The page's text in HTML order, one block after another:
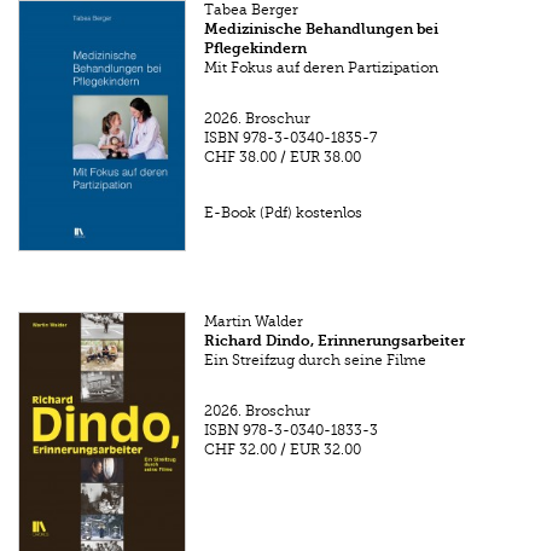
Tabea Berger
Medizinische Behandlungen bei
Pflegekindern
Mit Fokus auf deren Partizipation
2026. Broschur
ISBN 978-3-0340-1835-7
CHF 38.00 /EUR 38.00
E-Book (Pdf) kostenlos
Martin Walder
Richard Dindo, Erinnerungsarbeiter
Ein Streifzug durch seine Filme
2026. Broschur
ISBN 978-3-0340-1833-3
CHF 32.00 /EUR 32.00